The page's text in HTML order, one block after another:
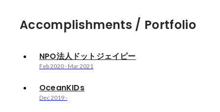
Accomplishments / Portfolio
NPO法人ドットジェイピー
Feb 2020- Mar 2021
OceanKIDs
Dec 2019-